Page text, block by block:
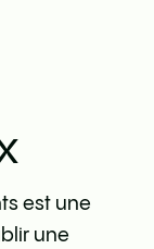
est une
une